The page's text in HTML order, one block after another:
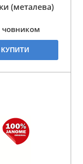
(металева)
КУПИТИ